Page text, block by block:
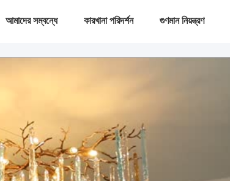
আমাদের সম্বন্ধে কারখানা পরিদর্শন গুণমান নিয়ন্ত্রণ